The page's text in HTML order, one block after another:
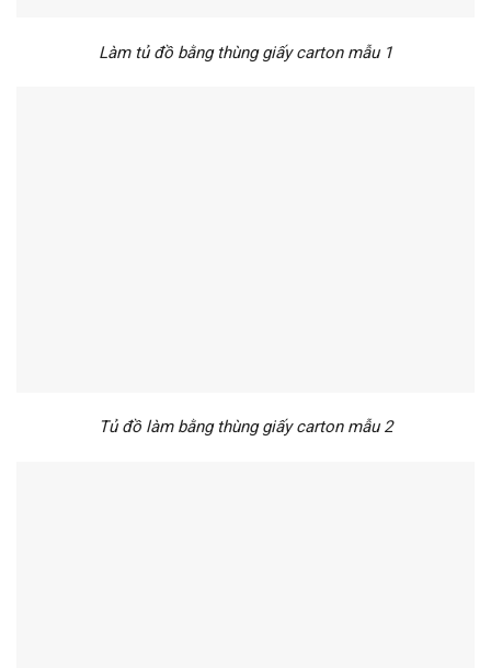
Làm tủ đồ bằng thùng giấy carton mẫu 1
Tủ đồ làm bằng thùng giấy carton mẫu 2